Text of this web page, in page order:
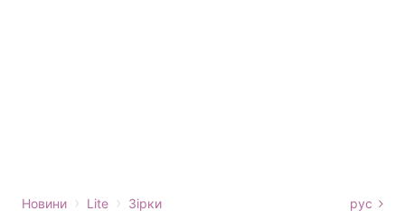
Новини › Lite › Зірки рус